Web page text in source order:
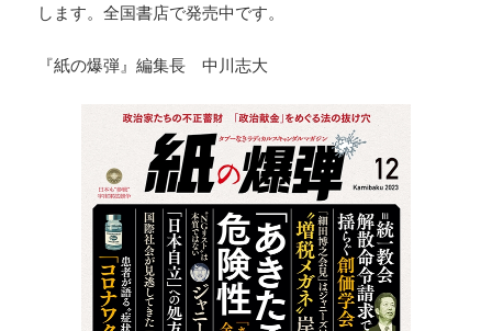
します。全国書店で発売中です。
『紙の爆弾』編集長 中川志大